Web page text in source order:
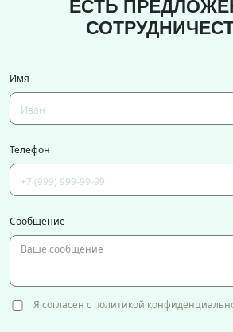
ЕСТЬ
Имя
Телефон
Сообщение
Я согласен с политикой